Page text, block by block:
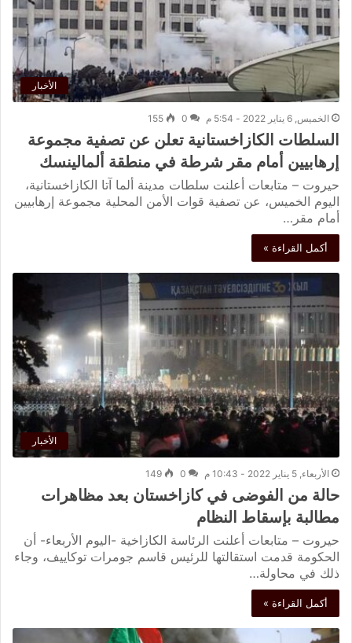
الأخبار
الخميس, 6 يناير 2022 - 5:54 م 0
155
السلطات الكازاخستانية تعلن عن تصفية مجموعة
إرهابيين أمام مقر شرطة في منطقة ألمالينسك
حيروت – متابعات أعلنت سلطات مدينة ألما آتا الكازاخستانية،
اليوم الخميس، عن تصفية قوات الأمن المحلية مجموعة إرهابيين
أمام مقر…
أكمل القراءة »
الأخبار
الأربعاء, 5 يناير 2022 - 10:43 م 0
149
حالة من الفوضى في كازاخستان بعد مظاهرات
مطالبة بإسقاط النظام
حيروت – متابعات أعلنت الرئاسة الكازاخية -اليوم الأربعاء- أن
الحكومة قدمت استقالتها للرئيس قاسم جومرات توكاييف، وجاء
ذلك في محاولة…
أكمل القراءة »